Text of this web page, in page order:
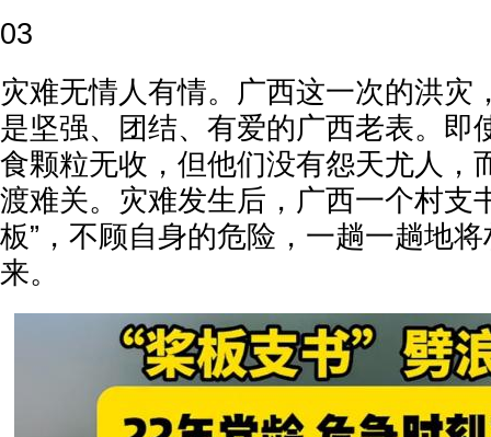
03
灾难无情人有情。广西这一次的洪灾
是坚强、团结、有爱的广西老表。即
食颗粒无收，但他们没有怨天尤人，
渡难关。灾难发生后，广西一个村支
板”，不顾自身的危险，一趟一趟地
来。